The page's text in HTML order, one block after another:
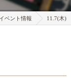
ベント情報 11.7(木)